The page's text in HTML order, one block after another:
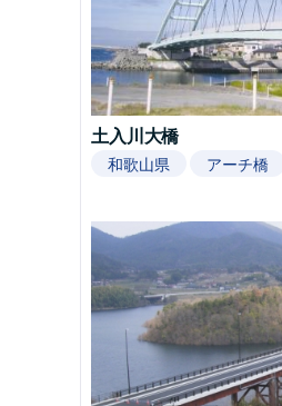
土入川大橋
和歌山県 アーチ橋